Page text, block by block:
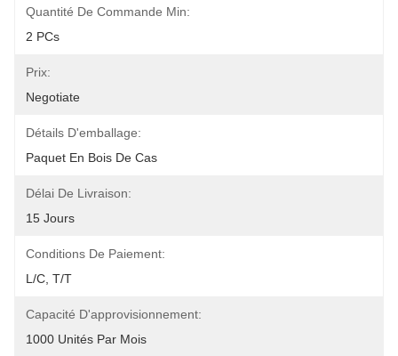
Quantité De Commande Min:
2 PCs
Prix:
Negotiate
Détails D'emballage:
Paquet En Bois De Cas
Délai De Livraison:
15 Jours
Conditions De Paiement:
L/C, T/T
Capacité D'approvisionnement:
1000 Unités Par Mois